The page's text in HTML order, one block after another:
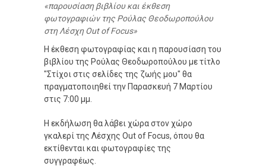
παρουσίαση βιβλίου και έκθεση
φωτογραφιών της Ρούλας Θεοδωροπούλου
στη Λέσχη Out of Focus
Η έκθεση φωτογραφίας και η παρουσίαση του
βιβλίου της Ρούλας Θεοδωροπούλου με τίτλο
"Στίχοι στις σελίδες της ζωής μου" θα
πραγματοποιηθεί την Παρασκευή 7 Μαρτίου
στις 7:00 μμ.
Η εκδήλωση θα λάβει χώρα στον χώρο
γκαλερί της Λέσχης Out of Focus, όπου θα
εκτίθενται και φωτογραφίες της
συγγραφέως.